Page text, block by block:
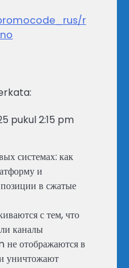
r
pukul 2:15 pm
системах: как
и
в сжатые
с тем, что
каналы
отображаются в
уничтожают